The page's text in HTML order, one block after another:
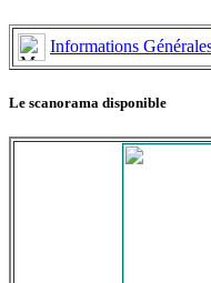
Informations
Le scanorama disponible